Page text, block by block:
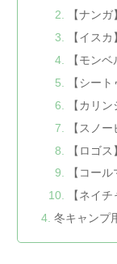
【ナン
【イス
【モン
【シー
【カリ
【スノ
【ロゴ
【コー
【ネイ
冬キャンプ